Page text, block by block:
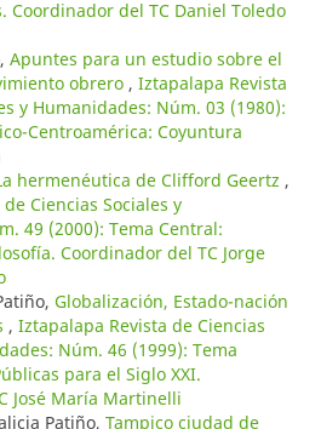
Coordinador del TC Daniel Toledo
Apuntes para un estudio sobre el
obrero , Iztapalapa Revista
y Humanidades: Núm. 03 (1980):
Centroamérica: Coyuntura
hermenéutica de Clifford Geertz ,
Ciencias Sociales y
49 (2000): Tema Central:
Coordinador del TC Jorge
Globalización, Estado-nación
, Iztapalapa Revista de Ciencias
Núm. 46 (1999): Tema
para el Siglo XXI.
José María Martinelli
Patiño, Tampico ciudad de